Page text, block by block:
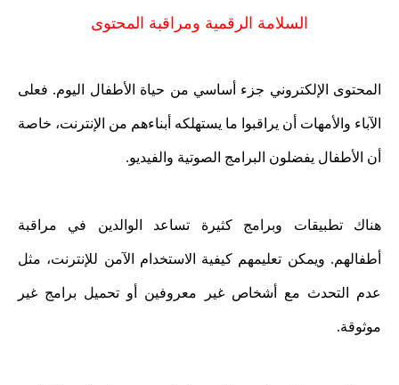
السلامة الرقمية ومراقبة المحتوى
المحتوى الإلكتروني جزء أساسي من حياة الأطفال اليوم. فعلى
الآباء والأمهات أن يراقبوا ما يستهلكه أبناءهم من الإنترنت، خاصة
أن الأطفال يفضلون البرامج الصوتية والفيديو.
هناك تطبيقات وبرامج كثيرة تساعد الوالدين في مراقبة
أطفالهم. ويمكن تعليمهم كيفية الاستخدام الآمن للإنترنت، مثل
عدم التحدث مع أشخاص غير معروفين أو تحميل برامج غير
موثوقة.